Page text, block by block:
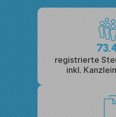
registrierte
inkl.